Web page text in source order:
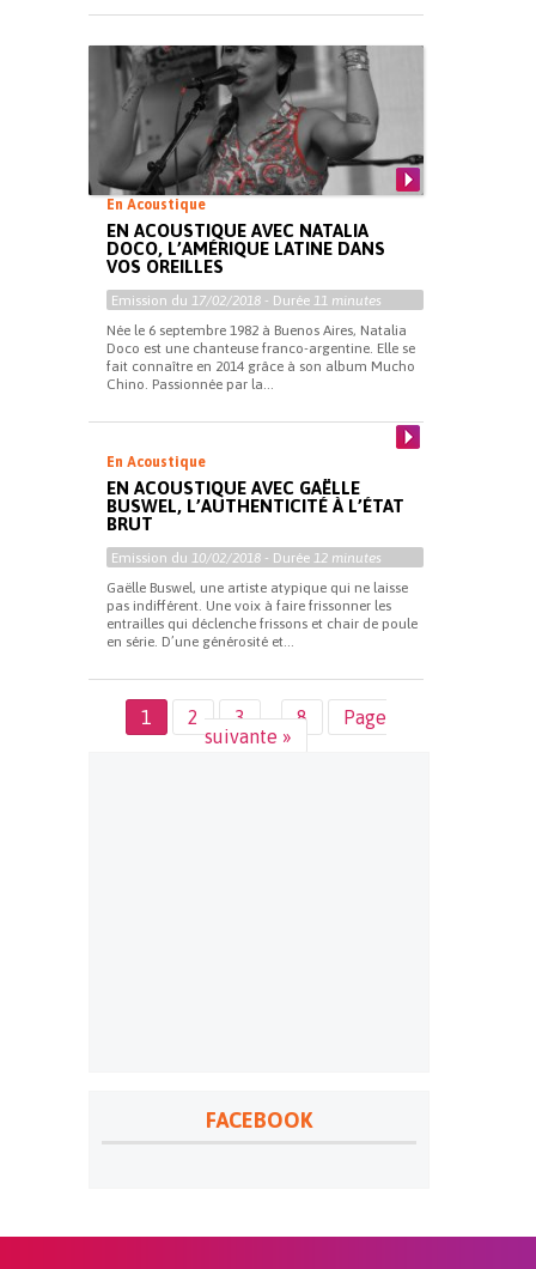
En Acoustique
EN ACOUSTIQUE AVEC NATALIA
DOCO, L’AMÉRIQUE LATINE DANS
VOS OREILLES
Emission du 17/02/2018 - Durée 11 minutes
Née le 6 septembre 1982 à Buenos Aires, Natalia
Doco est une chanteuse franco-argentine. Elle se
fait connaître en 2014 grâce à son album Mucho
Chino. Passionnée par la...
En Acoustique
EN ACOUSTIQUE AVEC GAËLLE
BUSWEL, L’AUTHENTICITÉ À L’ÉTAT
BRUT
Emission du 10/02/2018 - Durée 12 minutes
Gaëlle Buswel, une artiste atypique qui ne laisse
pas indifférent. Une voix à faire frissonner les
entrailles qui déclenche frissons et chair de poule
en série. D’une générosité et...
1 2 3 … 8
Page
suivante »
FACEBOOK